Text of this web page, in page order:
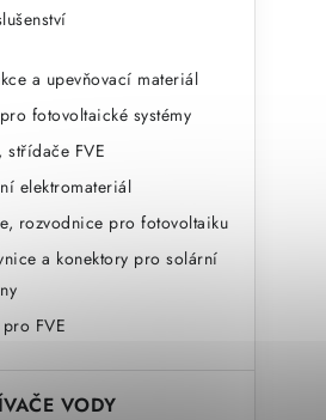
a upevňovací materiál
fotovoltaické systémy
střídače FVE
elektromateriál
rozvodnice pro fotovoltaiku
a konektory pro solární
FVE
VODY